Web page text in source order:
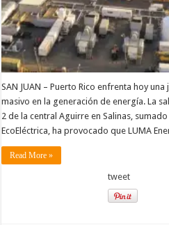
SAN JUAN – Puerto Rico enfrenta hoy
masivo en la generación de energía. La
2 de la central Aguirre en Salinas,
EcoEléctrica, ha provocado que LUMA
Read More »
tweet